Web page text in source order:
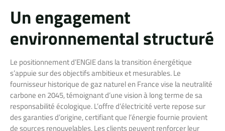
Un engagement
environnemental structuré
Le positionnement d’ENGIE dans la transition énergétique
s’appuie sur des objectifs ambitieux et mesurables. Le
fournisseur historique de gaz naturel en France vise la neutralité
carbone en 2045, témoignant d’une vision à long terme de sa
responsabilité écologique. L’offre d’électricité verte repose sur
des garanties d’origine, certifiant que l’énergie fournie provient
de sources renouvelables. Les clients peuvent renforcer leur